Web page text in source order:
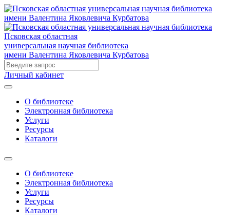
Псковская областная
универсальная научная библиотека
имени Валентина Яковлевича Курбатова
Личный кабинет
О библиотеке
Электронная библиотека
Услуги
Ресурсы
Каталоги
О библиотеке
Электронная библиотека
Услуги
Ресурсы
Каталоги